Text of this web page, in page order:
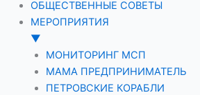
ОБЩЕСТВЕННЫЕ СОВЕТЫ
МЕРОПРИЯТИЯ
▼
МОНИТОРИНГ МСП
МАМА ПРЕДПРИНИМАТЕЛЬ
ПЕТРОВСКИЕ КОРАБЛИ